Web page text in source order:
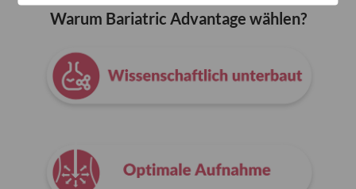
Warum Bariatric Advantage wählen?